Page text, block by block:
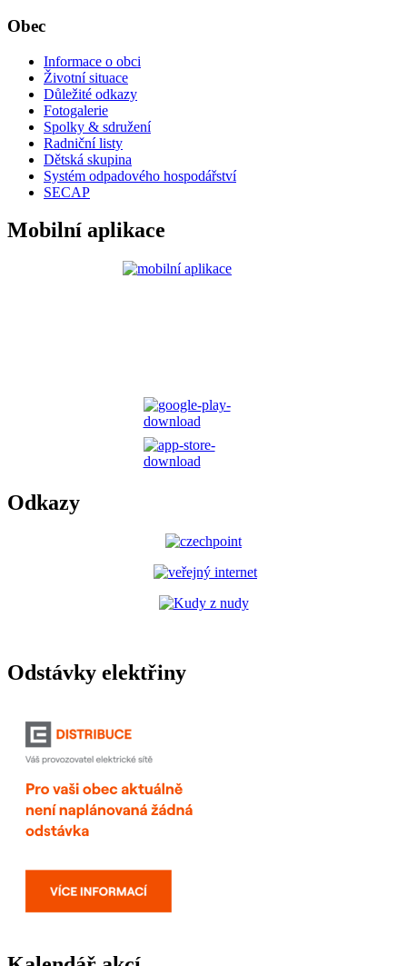
Obec
Informace o obci
Životní situace
Důležité odkazy
Fotogalerie
Spolky & sdružení
Radniční listy
Dětská skupina
Systém odpadového hospodářství
SECAP
Mobilní aplikace
Odkazy
Odstávky elektřiny